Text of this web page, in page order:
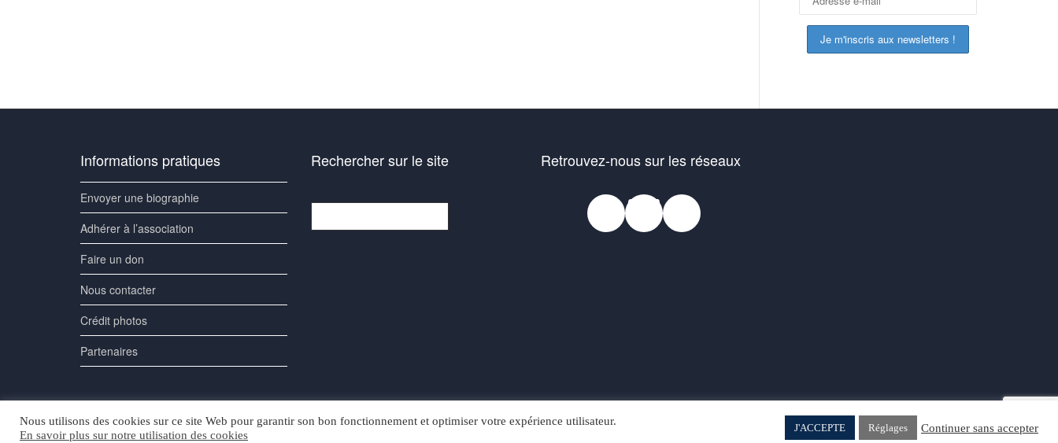
Informations pratiques
Envoyer une biographie
Adhérer à l’association
Faire un don
Nous contacter
Crédit photos
Partenaires
Rechercher sur le site Retrouvez-nous sur les réseaux
Facebook
Bluesky
Instagram
Nous utilisons des cookies sur ce site Web pour garantir son bon fonctionnement et optimiser votre expérience utilisateur.
En savoir plus sur notre utilisation des cookies
J'ACCEPTE Réglages Continuer sans accepter